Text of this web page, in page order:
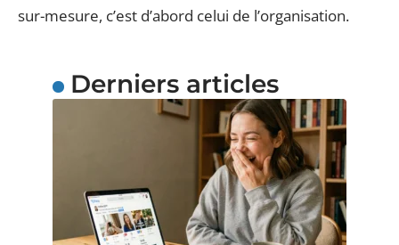
sur-mesure, c’est d’abord celui de l’organisation.
Derniers articles